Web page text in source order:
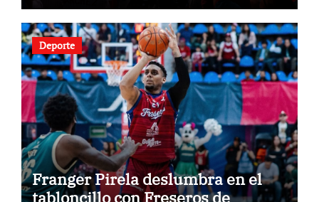
Deporte
Franger Pirela deslumbra en el
tabloncillo con Freseros de